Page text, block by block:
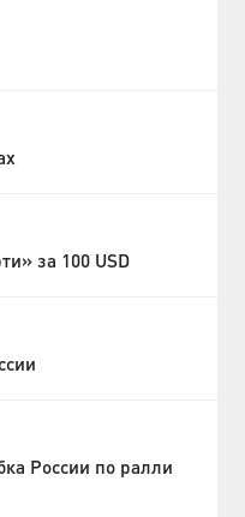
за 100 USD
России по ралли